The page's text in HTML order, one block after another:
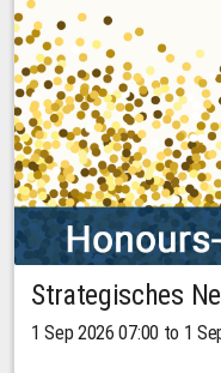
Strategisches
1 Sep 2026 07:00 to 1